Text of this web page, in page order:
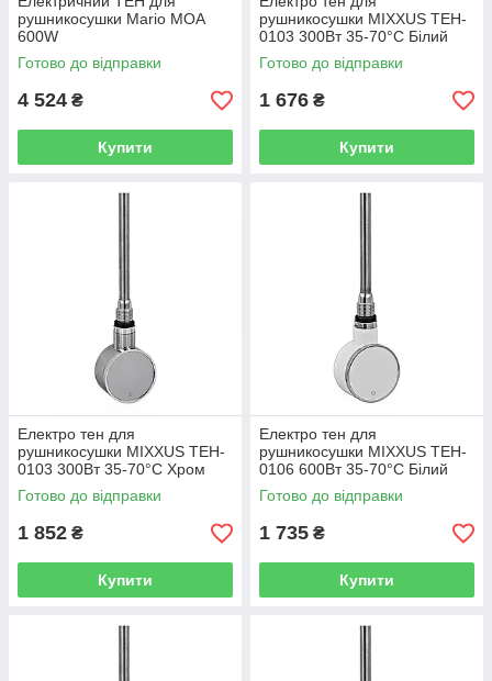
рушникосушки Mario MOA
600W
Готово до відправки
4 524 ₴
Купити
рушникосушки MIXXUS TEH-
0103 300Вт 35-70°C Білий
Готово до відправки
1 676 ₴
Купити
Електро тен для
рушникосушки MIXXUS TEH-
0103 300Вт 35-70°C Хром
Готово до відправки
1 852 ₴
Купити
Електро тен для
рушникосушки MIXXUS TEH-
0106 600Вт 35-70°C Білий
Готово до відправки
1 735 ₴
Купити